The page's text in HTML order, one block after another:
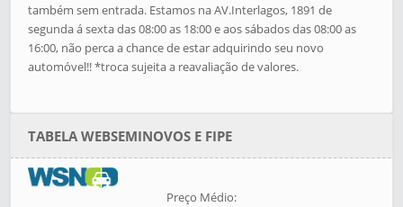
também sem entrada. Estamos na AV.Interlagos, 1891 de
segunda á sexta das 08:00 as 18:00 e aos sábados das 08:00 as
16:00, não perca a chance de estar adquirindo seu novo
automóvel!! *troca sujeita a reavaliação de valores.
TABELA WEBSEMINOVOS E FIPE
Preço Médio: